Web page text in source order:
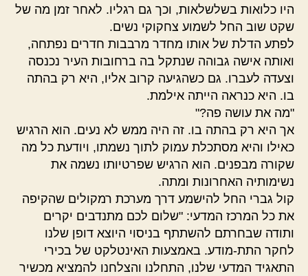
היו כלואות בשלשלאות, וכך גם רגליו. לאחר זמן מה של
שקט שוב החל לשמוע צחקוקי נשים.
לפתע הדלת של אותו מחדר מרבבות חדרים נפתחה,
ואותה אישה גבוהה שנתקל בה ברחובות העיר נכנסה
וצעדה לעברו. גם כשהגיעה קרוב אליו, היא רק בהתה
בו. היא כנראה הייתה אילמת.
"מה את עושה פה?"
אך היא רק בהתה בו. זה היה ממש לא נעים. הוא הרגיש
כאילו והיא מסתכלת עמוק לתוך נשמתו, ויודעת כל מה
שקורה מבפנים. הוא הרגיש שפרטיותו נשמה את
נשימותיה האחרונות ומתה.
קול גברי החל להישמע דרך מערכת רמקולים שהקיפה
את כל המרכז המדעי: "שלום לכם מתנדבים יקרים
ותודה שבחרתם להשתתף בניסוי היוצא דופן שלנו
לחקר התת-מודע. באמצעות האינטלקט של בכירי
התאגיד המדעי שלנו, התחלנו והצלחנו להמציא מכשיר